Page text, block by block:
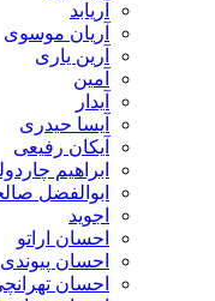
آریان موسوی
آرین یاری
آیسا حیدری
آیکان رفیعی
ابراهیم چاردولی
ابوالفضل صالحی
احسان اراتو
احسان پیوندی
احسان تهرانچی